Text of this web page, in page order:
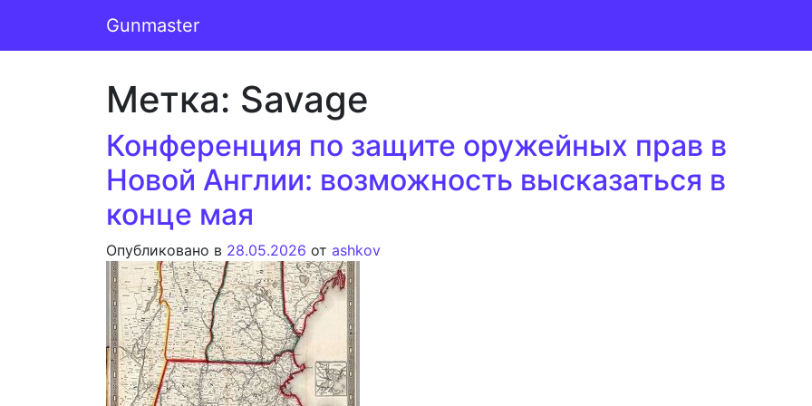
Основная навигация
Gunmaster
Метка: Savage
Конференция по защите оружейных прав в
Новой Англии: возможность высказаться в
конце мая
Опубликовано в 28.05.2026 от ashkov